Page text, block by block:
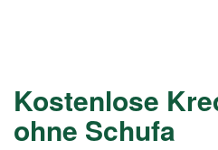
Kostenlose
ohne Schufa